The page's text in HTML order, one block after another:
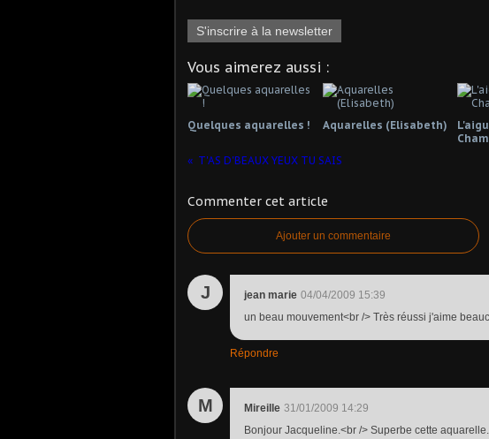
S'inscrire à la newsletter
Vous aimerez aussi :
Quelques aquarelles ! Aquarelles (Elisabeth)
T'AS D'BEAUX YEUX TU SAIS
Commenter cet article
Ajouter un commentaire
J jean marie 04/04/2009 15:39
un beau mouvement<br /> Très réussi j'aime
Répondre
M Mireille 31/01/2009 14:29
Bonjour Jacqueline.<br /> Superbe cette